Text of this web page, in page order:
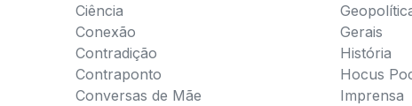
Ciência
Conexão
Contradição
Contraponto
Conversas de Mãe
Gerais
História
Hocus
Imprensa